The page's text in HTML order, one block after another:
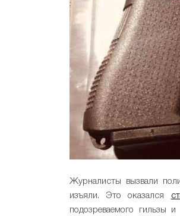
Журналисты вызвали
изъяли. Это оказался
подозреваемого гильзы